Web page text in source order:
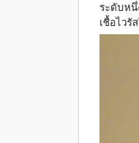
ระดับหนึ่
เชื้อไวรั